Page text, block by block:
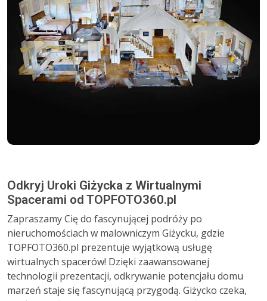
Odkryj Uroki Giżycka z Wirtualnymi
Spacerami od TOPFOTO360.pl
Zapraszamy Cię do fascynującej podróży po
nieruchomościach w malowniczym Giżycku, gdzie
TOPFOTO360.pl prezentuje wyjątkową usługę
wirtualnych spacerów! Dzięki zaawansowanej
technologii prezentacji, odkrywanie potencjału domu
marzeń staje się fascynującą przygodą. Giżycko czeka,